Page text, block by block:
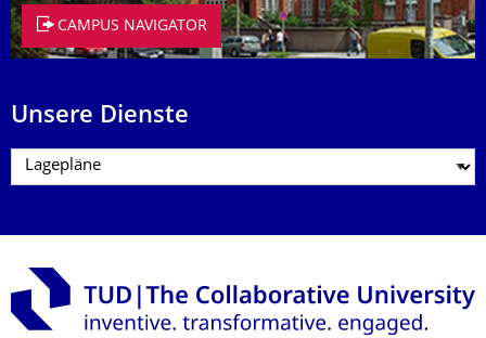
CAMPUS NAVIGATOR
Unsere Dienste